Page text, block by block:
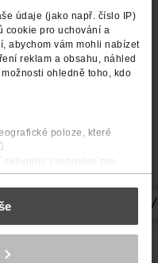
údaje (jako např. číslo IP)
cookie pro uchování a
abychom vám mohli nabízet
reklam a obsahu, náhled
ohledně toho, kdo
poloze, které
skenování pro
osobní údaje, a nastavte
souhlas můžete kdykoliv
a reklam, funkcí sociálních
nést osobní údaje.
26.90 Kč
s jehněčím a